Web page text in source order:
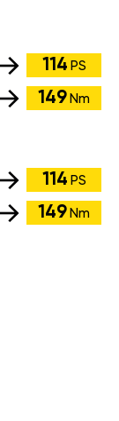
114 PS
149 Nm
114 PS
149 Nm